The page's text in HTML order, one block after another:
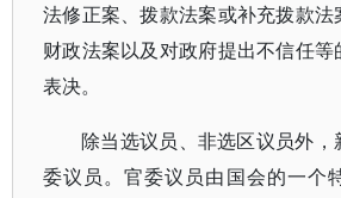
法修正案、拨款法案或补充拨款法
财政法案以及对政府提出不信任等
表决。
除当选议员、非选区议员外，
委议员。官委议员由国会的一个